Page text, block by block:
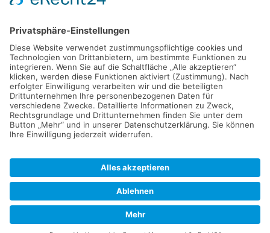
285.000 €
Kaufen Verkaufen Mieten Vermieten
Kontakt Impressum
2026 © Carpaten Immobilien.